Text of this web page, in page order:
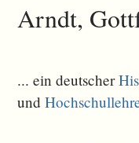
Arndt,
... ein deutscher
und